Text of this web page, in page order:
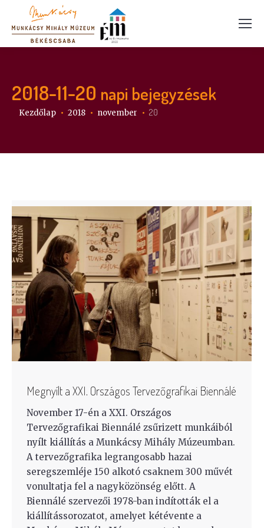
2018-11-20 napi bejegyzések
Itt vagy:
Kezdőlap 2018 november 20
Megnyílt a XXI. Országos Tervezőgrafikai Biennálé
November 17-én a XXI. Országos
Tervezőgrafikai Biennálé zsűrizett munkáiból
nyílt kiállítás a Munkácsy Mihály Múzeumban.
A tervezőgrafika legrangosabb hazai
seregszemléje 150 alkotó csaknem 300 művét
vonultatja fel a nagyközönség előtt. A
Biennálé szervezői 1978-ban indították el a
kiállítássorozatot, amelyet kétévente a